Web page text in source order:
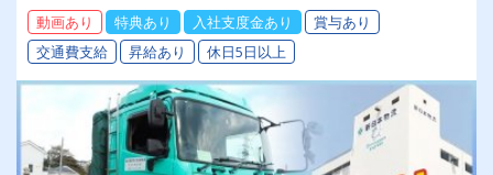
動画あり 特典あり 入社支度金あり
賞与あり
交通費支給
昇給あり 休日5日以上